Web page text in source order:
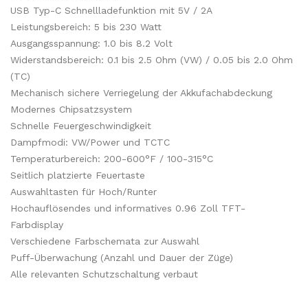
USB Typ-C Schnellladefunktion mit 5V / 2A
Leistungsbereich: 5 bis 230 Watt
Ausgangsspannung: 1.0 bis 8.2 Volt
Widerstandsbereich: 0.1 bis 2.5 Ohm (VW) / 0.05 bis 2.0 Ohm
(TC)
Mechanisch sichere Verriegelung der Akkufachabdeckung
Modernes Chipsatzsystem
Schnelle Feuergeschwindigkeit
Dampfmodi: VW/Power und TCTC
Temperaturbereich: 200-600°F / 100-315°C
Seitlich platzierte Feuertaste
Auswahltasten für Hoch/Runter
Hochauflösendes und informatives 0.96 Zoll TFT-
Farbdisplay
Verschiedene Farbschemata zur Auswahl
Puff-Überwachung (Anzahl und Dauer der Züge)
Alle relevanten Schutzschaltung verbaut